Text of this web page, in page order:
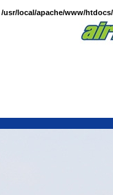
/usr/local/apache/www/